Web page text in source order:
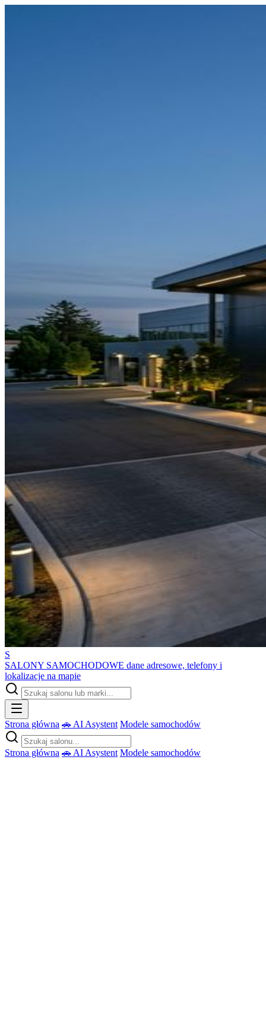
S
SALONY SAMOCHODOWE dane adresowe, telefony i
lokalizacje na mapie
Strona główna 🚗 AI Asystent Modele samochodów
Strona główna 🚗 AI Asystent Modele samochodów